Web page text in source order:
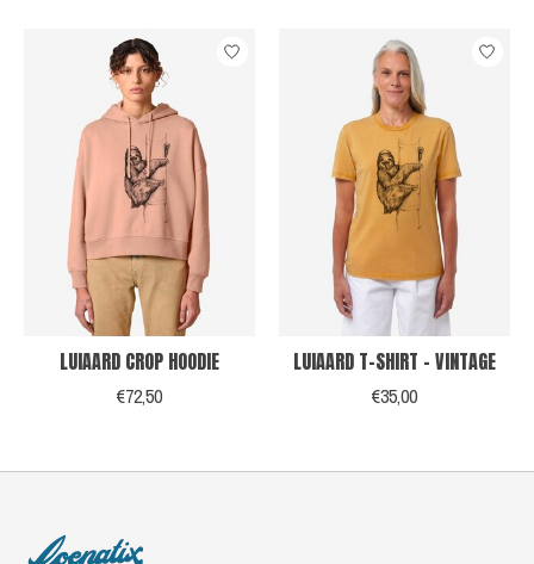
LUIAARD CROP HOODIE
€72,50
LUIAARD T-SHIRT - VINTAGE
€35,00